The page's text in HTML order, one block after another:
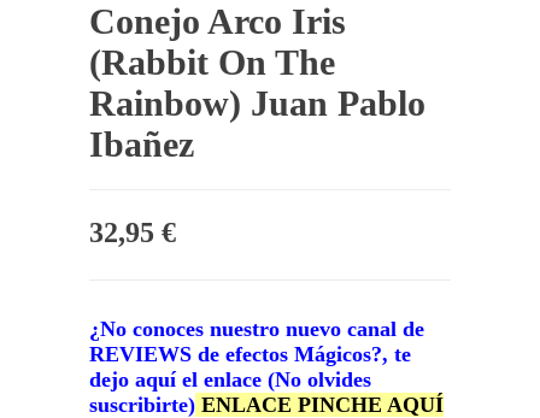
Conejo Arco Iris
(Rabbit On The
Rainbow) Juan Pablo
Ibañez
32,95 €
¿No conoces nuestro nuevo canal de
REVIEWS de efectos Mágicos?, te
dejo aquí el enlace (No olvides
suscribirte) ENLACE PINCHE AQUÍ